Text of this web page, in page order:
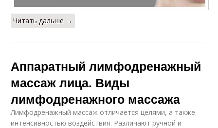
Читать дальше →
Аппаратный лимфодренажный
массаж лица. Виды
лимфодренажного массажа
Лимфодренажный массаж отличается целями, а также
интенсивностью воздействия. Различают ручной и